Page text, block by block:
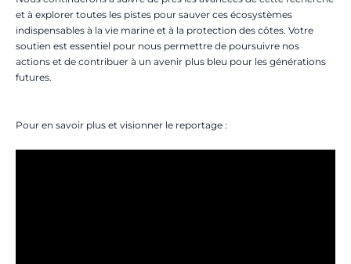
et à explorer toutes les pistes pour sauver ces écosystèmes
indispensables à la vie marine et à la protection des côtes. Votre
soutien est essentiel pour nous permettre de poursuivre nos
actions et de contribuer à un avenir plus bleu pour les générations
futures.
Pour en savoir plus et visionner le reportage :